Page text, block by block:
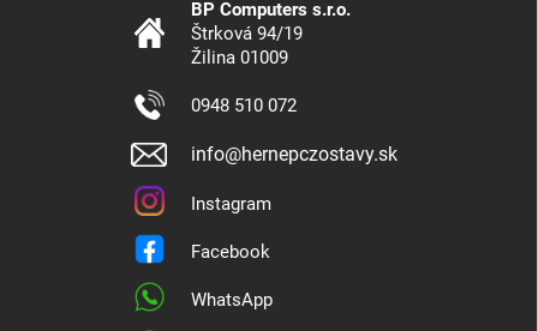
BP Computers s.r.o.
Štrková 94/19
Žilina 01009
0948 510 072
info@hernepczostavy.sk
Instagram
Facebook
WhatsApp